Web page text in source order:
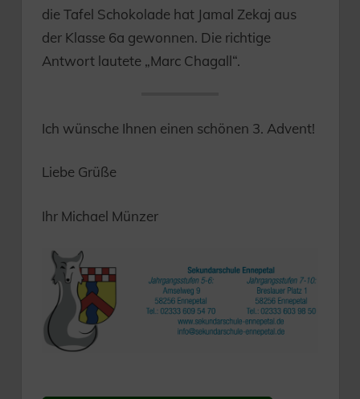
die Tafel Schokolade hat Jamal Zekaj aus
der Klasse 6a gewonnen. Die richtige
Antwort lautete „Marc Chagall“.
Ich wünsche Ihnen einen schönen 3. Advent!
Liebe Grüße
Ihr Michael Münzer